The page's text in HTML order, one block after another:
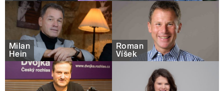
Milan
Hein
Roman
Víšek